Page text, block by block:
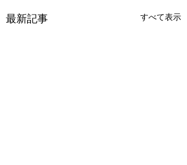
最新記事 すべて表示